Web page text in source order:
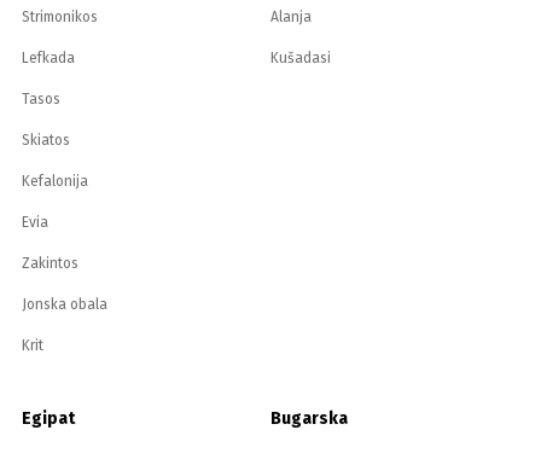
Strimonikos
Lefkada
Tasos
Skiatos
Kefalonija
Evia
Zakintos
Jonska obala
Krit
Alanja
Kušadasi
Egipat Bugarska